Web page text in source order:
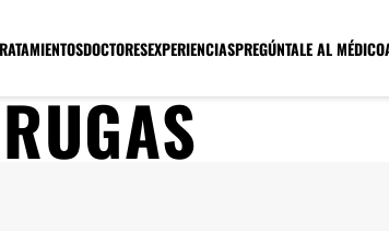
DOCTORESEXPERIENCIASPREGÚNTALE AL MÉDICO